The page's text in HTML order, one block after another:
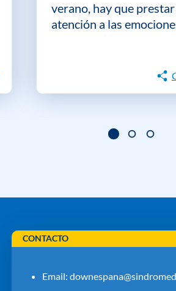
verano, hay que prestar
atención a las
CONTACTO
Email: